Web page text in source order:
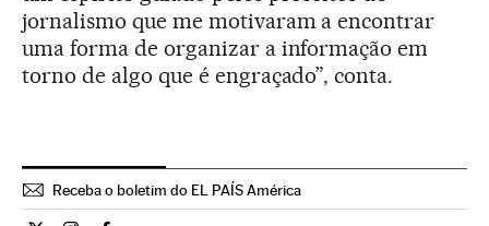
jornalismo que me motivaram a encontrar
uma forma de organizar a informação em
torno de algo que é engraçado”, conta.
Receba o boletim do EL PAÍS América